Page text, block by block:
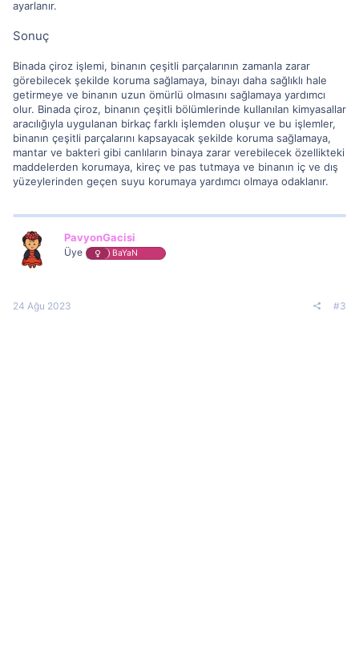
ayarlanır.
Sonuç
Binada çiroz işlemi, binanın çeşitli parçalarının zamanla zarar
görebilecek şekilde koruma sağlamaya, binayı daha sağlıklı hale
getirmeye ve binanın uzun ömürlü olmasını sağlamaya yardımcı
olur. Binada çiroz, binanın çeşitli bölümlerinde kullanılan kimyasallar
aracılığıyla uygulanan birkaç farklı işlemden oluşur ve bu işlemler,
binanın çeşitli parçalarını kapsayacak şekilde koruma sağlamaya,
mantar ve bakteri gibi canlıların binaya zarar verebilecek özellikteki
maddelerden korumaya, kireç ve pas tutmaya ve binanın iç ve dış
yüzeylerinden geçen suyu korumaya yardımcı olmaya odaklanır.
PavyonGacisi
Üye BaYaN
24 Ağu 2023 #3